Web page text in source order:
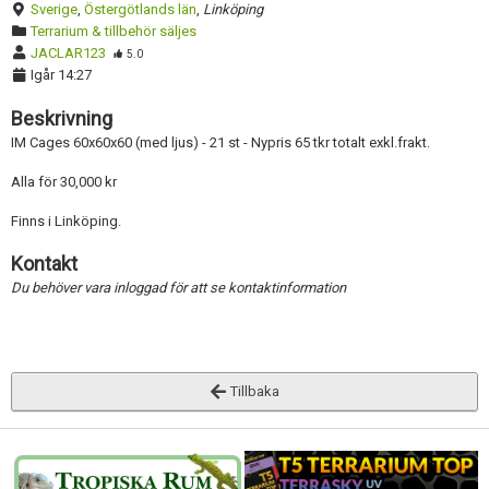
Sverige, Östergötlands län, Linköping
Terrarium & tillbehör säljes
JACLAR123
5.0
Igår 14:27
Beskrivning
IM Cages 60x60x60 (med ljus) - 21 st - Nypris 65 tkr totalt exkl.frakt.
Alla för 30,000 kr
Finns i Linköping.
Kontakt
Du behöver vara inloggad för att se kontaktinformation
Tillbaka